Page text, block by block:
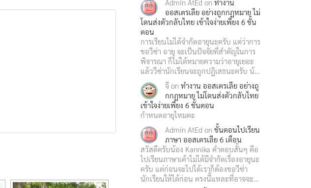
Admin AtEd on ทำงาน
ออสเตรเลีย อย่างถูกกฏหมาย ไม่
โดนส่งตัวกลับไทย เข้าใจง่ายเพียง 6 ขั้น
ตอน
การเรียนไม่ได้จำกัดอายุนะครับ แต่ว่าการ
ขอวีซ่า อายุ จะเป็นปัจจัยที่สำคัญในการ
พิจารณา ก็ไม่ได้หมายความว่าอายุเยอะ
แล้ววีซ่านักเรียนจะถูกปฎิเสธนะครับ น้…
จี on ทำงาน ออสเตรเลีย อย่างถู
กกฏหมาย ไม่โดนส่งตัวกลับไทย
เข้าใจง่ายเพียง 6 ขั้นตอน
กำหนดอายุไหมคะ
Admin AtEd on ขั้นตอนไปเรียน
ภาษา ออสเตรเลีย 6 เดือน
สวัสดีครับน้อง Kannika คำตอบสั้นๆ คือ
ไปเรียนภาษาเค้าไม่ได้มีจำกัดเรื่องอายุนะ
ครับ แต่ก่อนจะไปได้เราก็ต้องขอวีซ่า
นักเรียนให้ได้ก่อน ตรงนี้แหละที่อาจจะ…